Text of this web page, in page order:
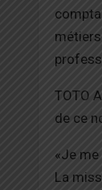
TOTO
de ce
«Je
La